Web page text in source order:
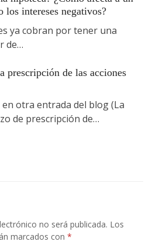
los intereses negativos?
ya cobran por tener una
de…
prescripción de las acciones
otra entrada del blog (La
de prescripción de…
no será publicada. Los
marcados con*